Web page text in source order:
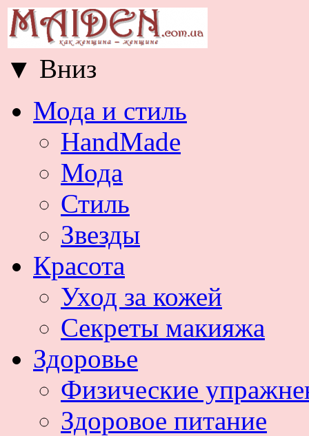
▼ Вниз
Мода и стиль
HandMade
Мода
Стиль
Звезды
Красота
Уход за кожей
Секреты макияжа
Здоровье
Физические
Здоровое питание